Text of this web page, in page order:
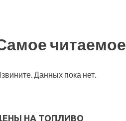
читаемое
Данных пока нет.
НА ТОПЛИВО